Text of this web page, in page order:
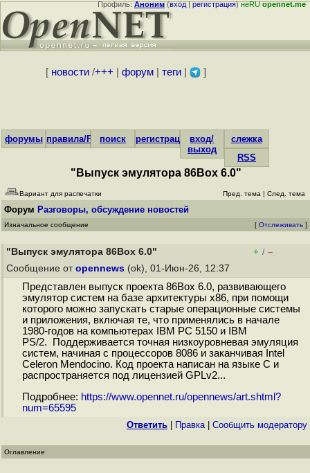
Профиль:Аноним(вход|регистрация)неRUopennet.me
[ новости/+++ форум| теги| ]
форумы правила/FAQпоиск регистрациявход/
выход
слежка
RSS
"Выпуск эмулятора 86Box 6.0"
Вариант для распечатки Пред. тема | След. тема
Форум Разговоры, обсуждение новостей
Изначальное сообщение [ Отслеживать ]
"Выпуск эмулятора 86Box 6.0" + / –
Сообщение от opennews (ok), 01-Июн-26, 12:37
Представлен выпуск проекта 86Box 6.0, развивающего
эмулятор систем на базе архитектуры x86, при помощи
которого можно запускать старые операционные системы
и приложения, включая те, что применялись в начале
1980-годов на компьютерах IBM PC 5150 и IBM
PS/2. Поддерживается точная низкоуровневая эмуляция
систем, начиная с процессоров 8086 и заканчивая Intel
Сeleron Mendocino. Код проекта написан на языке C и
распространяется под лицензией GPLv2...
Подробнее: https://www.opennet.ru/opennews/art.shtml?
num=65595
Ответить Правка| Cообщить модератору
Оглавление